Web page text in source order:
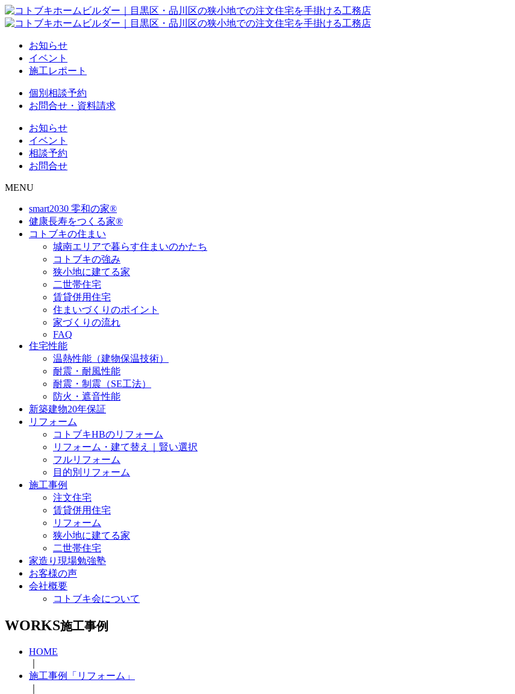
お知らせ
イベント
施工レポート
個別相談予約
お問合せ・資料請求
お知らせ
イベント
相談予約
お問合せ
MENU
smart2030 零和の家®
健康長寿をつくる家®
コトブキの住まい
城南エリアで暮らす住まいのかたち
コトブキの強み
狭小地に建てる家
二世帯住宅
賃貸併用住宅
住まいづくりのポイント
家づくりの流れ
FAQ
住宅性能
温熱性能（建物保温技術）
耐震・耐風性能
耐震・制震（SE工法）
防火・遮音性能
新築建物20年保証
リフォーム
コトブキHBのリフォーム
リフォーム・建て替え｜賢い選択
フルリフォーム
目的別リフォーム
施工事例
注文住宅
賃貸併用住宅
リフォーム
狭小地に建てる家
二世帯住宅
家造り現場勉強塾
お客様の声
会社概要
コトブキ会について
WORKS施工事例
HOME
施工事例「リフォーム」